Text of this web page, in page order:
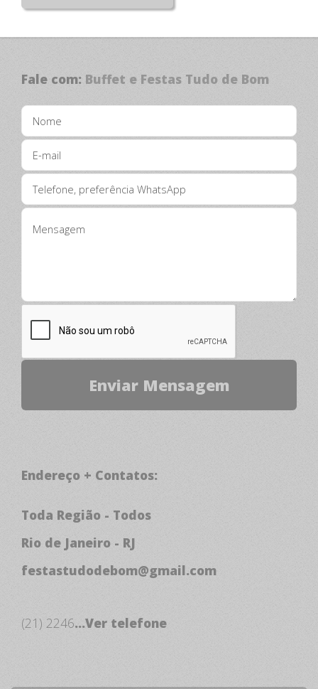
Eventos sociais e corporativos
com planejamento e
Fale com: Buffet e Festas Tudo de Bom
Endereço + Contatos:
Toda Região - Todos
Rio de Janeiro - RJ
festastudodebom@gmail.com
(21) 2246...Ver telefone